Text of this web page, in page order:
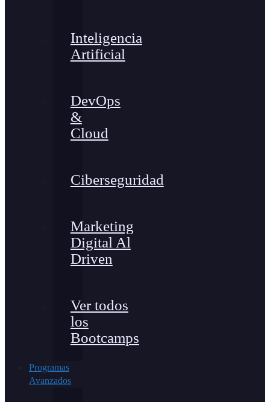
Inteligencia
Artificial
DevOps
&
Cloud
Ciberseguridad
Marketing
Digital Al
Driven
Ver todos
los
Bootcamps
Programas
Avanzados